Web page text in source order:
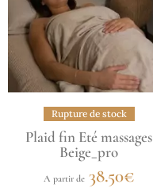
Rupture de stock
Plaid fin Eté massages
Beige_pro
A partir de 38.50€